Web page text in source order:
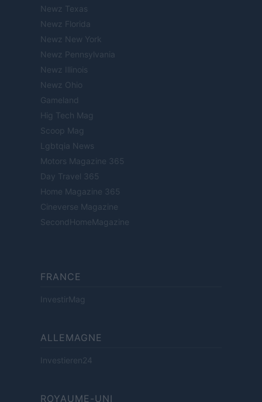
Newz Texas
Newz Florida
Newz New York
Newz Pennsylvania
Newz Illinois
Newz Ohio
Gameland
Hig Tech Mag
Scoop Mag
Lgbtqia News
Motors Magazine 365
Day Travel 365
Home Magazine 365
Cineverse Magazine
SecondHomeMagazine
FRANCE
InvestirMag
ALLEMAGNE
Investieren24
ROYAUME-UNI